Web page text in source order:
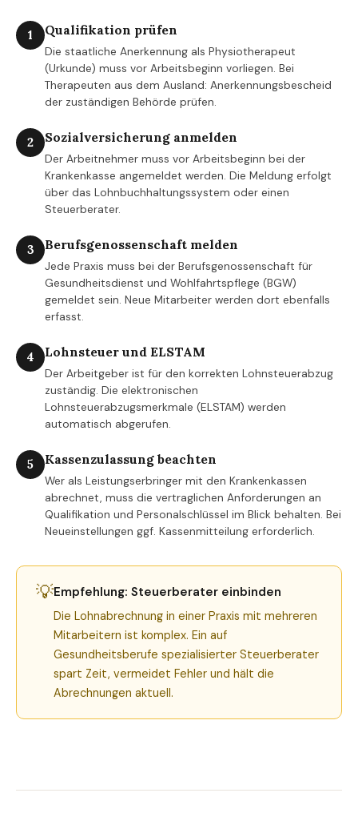
1 Qualifikation prüfen
Die staatliche Anerkennung als Physiotherapeut
(Urkunde) muss vor Arbeitsbeginn vorliegen. Bei
Therapeuten aus dem Ausland: Anerkennungsbescheid
der zuständigen Behörde prüfen.
2 Sozialversicherung anmelden
Der Arbeitnehmer muss vor Arbeitsbeginn bei der
Krankenkasse angemeldet werden. Die Meldung erfolgt
über das Lohnbuchhaltungssystem oder einen
Steuerberater.
3 Berufsgenossenschaft melden
Jede Praxis muss bei der Berufsgenossenschaft für
Gesundheitsdienst und Wohlfahrtspflege (BGW)
gemeldet sein. Neue Mitarbeiter werden dort ebenfalls
erfasst.
4 Lohnsteuer und ELSTAM
Der Arbeitgeber ist für den korrekten Lohnsteuerabzug
zuständig. Die elektronischen
Lohnsteuerabzugsmerkmale (ELSTAM) werden
automatisch abgerufen.
5 Kassenzulassung beachten
Wer als Leistungserbringer mit den Krankenkassen
abrechnet, muss die vertraglichen Anforderungen an
Qualifikation und Personalschlüssel im Blick behalten. Bei
Neueinstellungen ggf. Kassenmitteilung erforderlich.
💡Empfehlung: Steuerberater einbinden
Die Lohnabrechnung in einer Praxis mit mehreren
Mitarbeitern ist komplex. Ein auf
Gesundheitsberufe spezialisierter Steuerberater
spart Zeit, vermeidet Fehler und hält die
Abrechnungen aktuell.